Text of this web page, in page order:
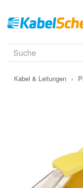
Kabel & Leitungen ›